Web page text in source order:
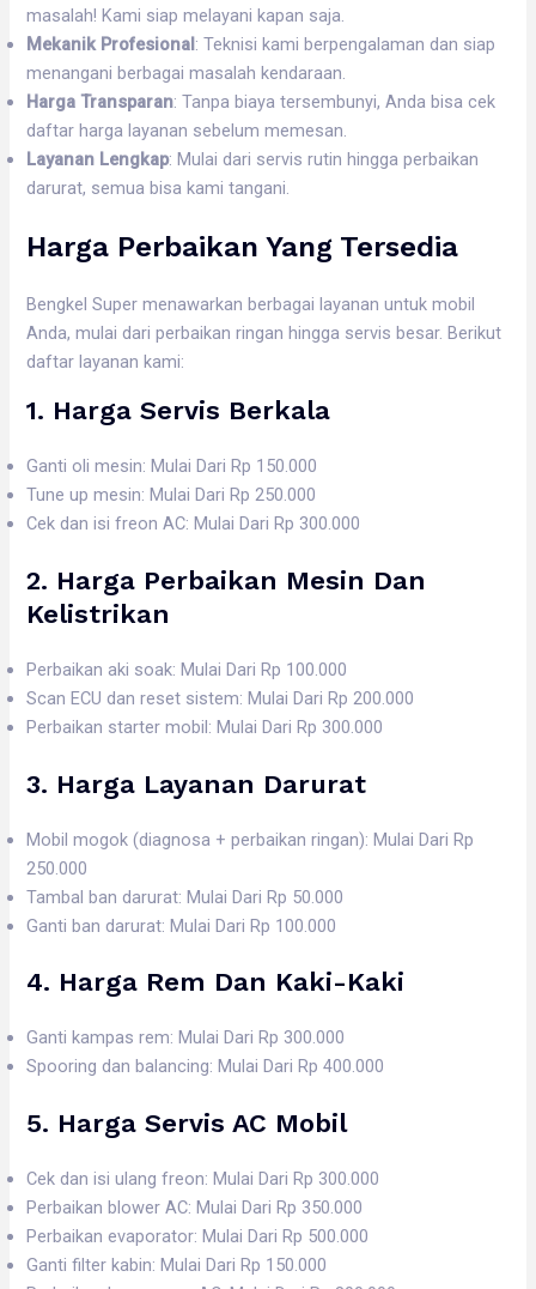
masalah! Kami siap melayani kapan saja.
Mekanik Profesional : Teknisi kami berpengalaman dan siap
menangani berbagai masalah kendaraan.
Harga Transparan: Tanpa biaya tersembunyi, Anda bisa cek
daftar harga layanan sebelum memesan.
Layanan Lengkap: Mulai dari servis rutin hingga perbaikan
darurat, semua bisa kami tangani.
Harga Perbaikan Yang Tersedia
Bengkel Super menawarkan berbagai layanan untuk mobil
Anda, mulai dari perbaikan ringan hingga servis besar. Berikut
daftar layanan kami:
1. HargaServis Berkala
Ganti oli mesin: Mulai Dari Rp 150.000
Tune up mesin: Mulai Dari Rp 250.000
Cek dan isi freon AC: Mulai Dari Rp 300.000
2. Harga Perbaikan Mesin Dan
Kelistrikan
Perbaikan aki soak: Mulai Dari Rp 100.000
Scan ECU dan reset sistem: Mulai Dari Rp 200.000
Perbaikan starter mobil: Mulai Dari Rp 300.000
3. Harga Layanan Darurat
Mobil mogok (diagnosa + perbaikan ringan): Mulai Dari Rp
250.000
Tambal ban darurat: Mulai Dari Rp 50.000
Ganti ban darurat: Mulai Dari Rp 100.000
4. Harga Rem Dan Kaki-Kaki
Ganti kampas rem: Mulai Dari Rp 300.000
Spooring dan balancing: Mulai Dari Rp 400.000
5. HargaServis AC Mobil
Cek dan isi ulang freon: Mulai Dari Rp 300.000
Perbaikan blower AC: Mulai Dari Rp 350.000
Perbaikan evaporator: Mulai Dari Rp 500.000
Ganti filter kabin: Mulai Dari Rp 150.000